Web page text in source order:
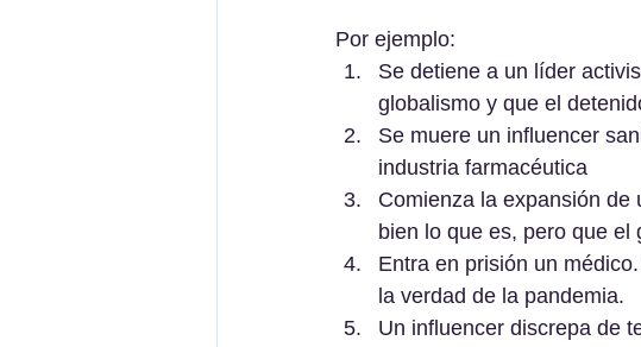
Por ejemplo:
Se detiene a un líder
globalismo y que el
Se muere un influencer
industria farmacéutica
Comienza la expansión de
bien lo que es, pero que el
Entra en prisión un
la verdad de la pandemia.
Un influencer discrepa de